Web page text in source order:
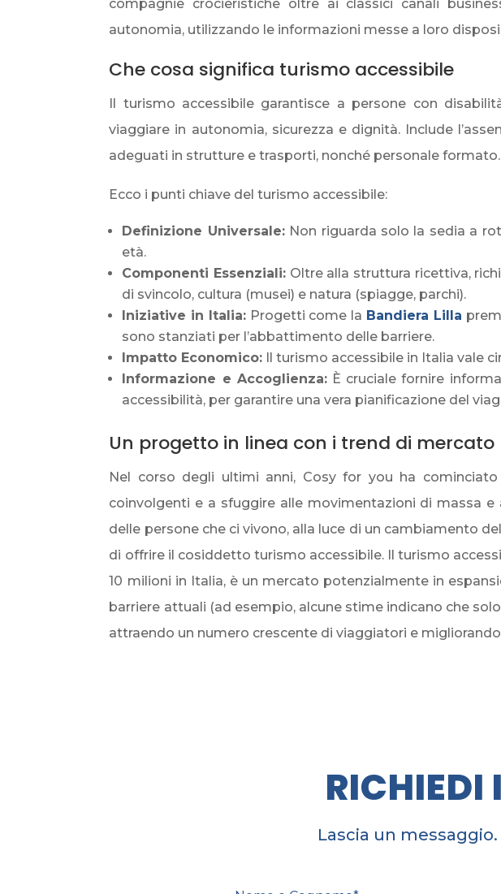
compagnie crocieristiche oltre ai classici canali
autonomia, utilizzando le informazioni messe a loro
Che cosa significa turismo accessibile
Il turismo accessibile garantisce a persone con
viaggiare in autonomia, sicurezza e dignità. Include
adeguati in strutture e trasporti, nonché personale formato.
Ecco i punti chiave del turismo accessibile:
Definizione Universale:Non riguarda solo la sedia a
età.
Componenti Essenziali: Oltre alla struttura ricettiva,
di svincolo, cultura (musei) e natura (spiagge, parchi).
Iniziative in Italia:Progetti come la Bandiera Lilla
sono stanziati per l’abbattimento delle barriere.
Impatto Economico: Il turismo accessibile in Italia vale
Informazione e Accoglienza:È cruciale fornire
accessibilità, per garantire una vera pianificazione del
Un progetto in linea con i trend di mercato
Nel corso degli ultimi anni, Cosy for you ha
coinvolgenti e a sfuggire alle movimentazioni di massa
delle persone che ci vivono, alla luce di un cambiamento
di offrire il cosiddetto turismo accessibile. Il turismo
10 milioni in Italia, è un mercato potenzialmente in
barriere attuali (ad esempio, alcune stime indicano che
attraendo un numero crescente di viaggiatori e
RICHIEDI
Lascia un